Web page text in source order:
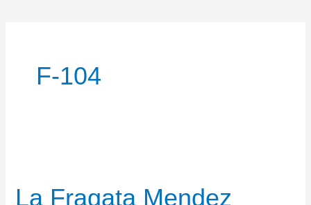
F-104
La Fragata Mendez